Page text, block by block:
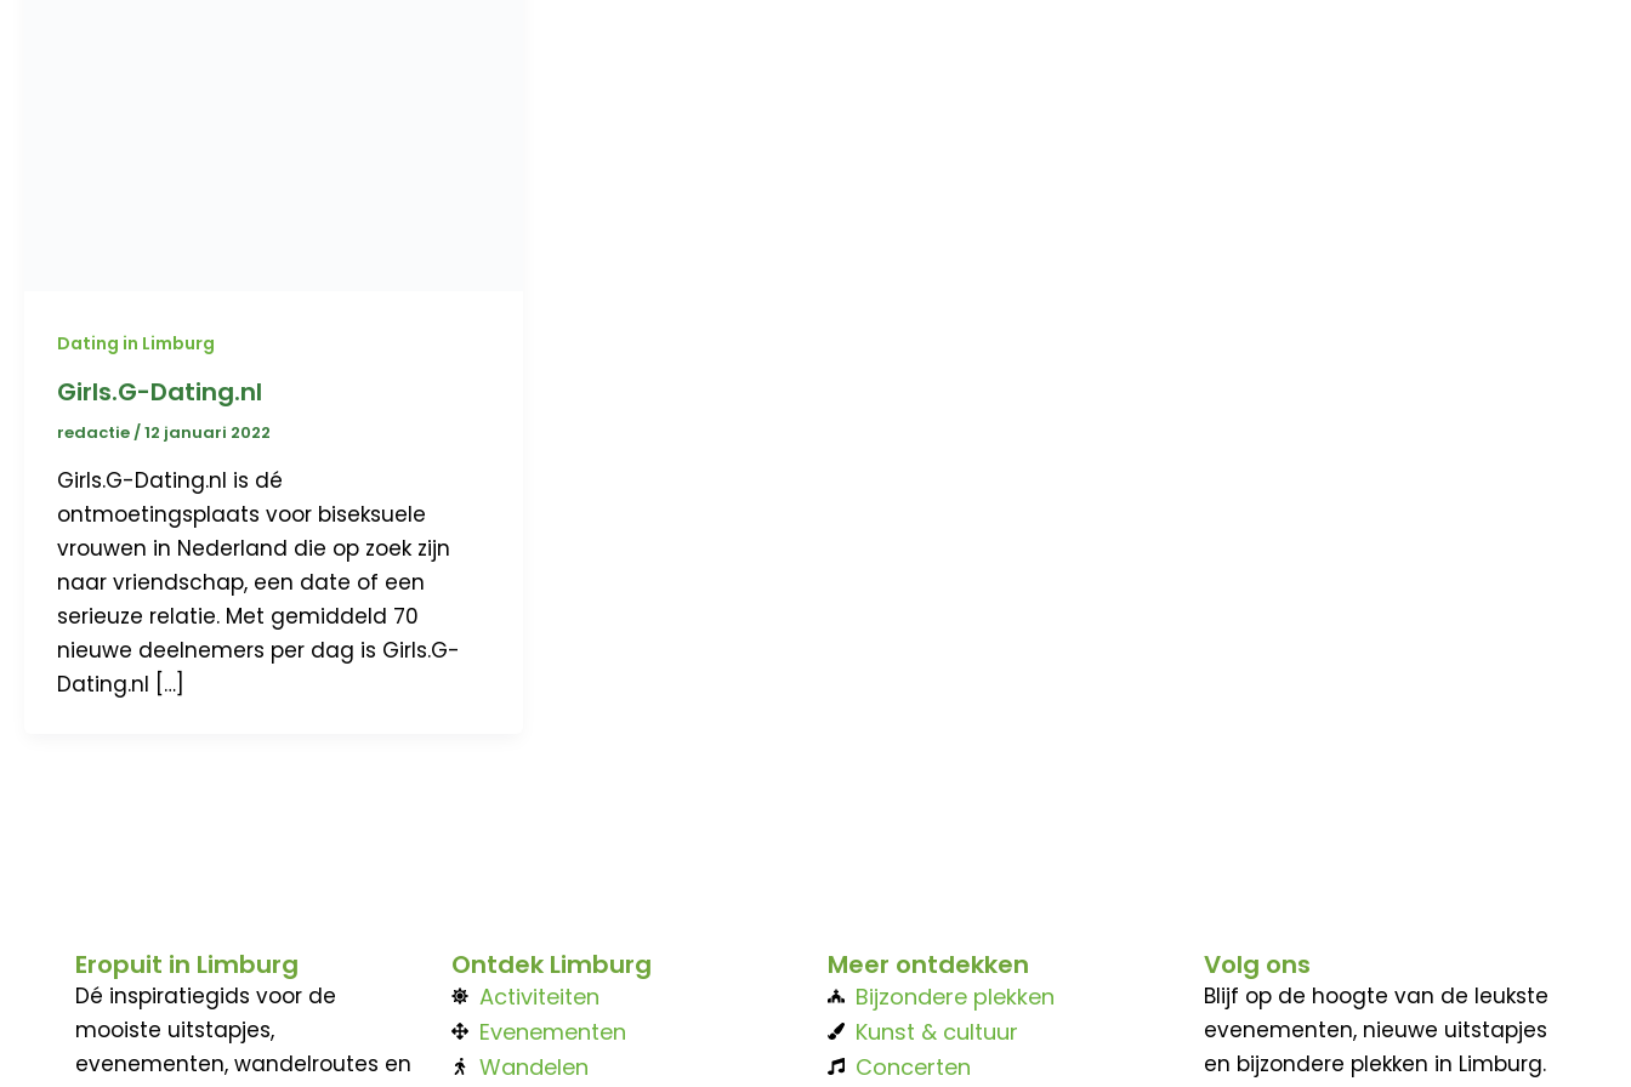
Dating in Limburg
Girls.G-Dating.nl
redactie/12 januari 2022
Girls.G-Dating.nl is dé
ontmoetingsplaats voor biseksuele
vrouwen in Nederland die op zoek zijn
naar vriendschap, een date of een
serieuze relatie. Met gemiddeld 70
nieuwe deelnemers per dag is Girls.G-
Dating.nl […]
Eropuit in Limburg
Dé inspiratiegids voor de
mooiste uitstapjes,
evenementen, wandelroutes en
Ontdek Limburg
Activiteiten
Evenementen
Wandelen
Meer ontdekken
Bijzondere plekken
Kunst & cultuur
Concerten
Volg ons
Blijf op de hoogte van de leukste
evenementen, nieuwe uitstapjes
en bijzondere plekken in Limburg.